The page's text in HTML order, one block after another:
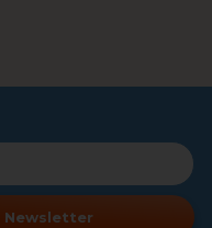
Newsletter